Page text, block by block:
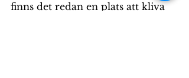
finns det redan en plats att kliva